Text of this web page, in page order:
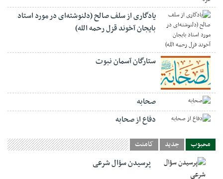
یادگاری از سلف صالح (دلنوشته‌ای در مورد استاد
بایجان آخوند قزل رحمه الله)
ستارگان آسمان نبوت
صحابه
دفاع از صحابه
محبوب جدید کامنت
پرسیدن سؤال شرعی